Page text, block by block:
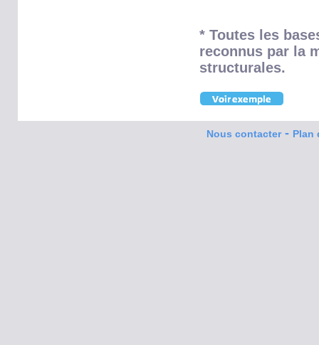
* Toutes les
reconnus par la
structurales.
Nous contacter- Plan